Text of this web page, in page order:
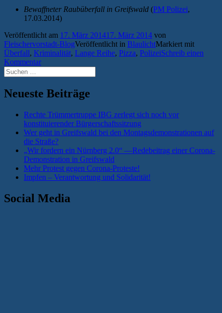
Bewaffneter Raubüberfall in Greifswald (PM Polizei,
17.03.2014)
Veröffentlicht am 17. März 201417. März 2014 von
Fleischervorstadt-BlogVeröffentlicht in BlaulichtMarkiert mit
Überfall, Kriminalität, Lange Reihe, Pizza, PolizeiSchreib einen
Kommentar
Suchen
nach:
Neueste Beiträge
Rechte Trümmertruppe IBG zerlegt sich noch vor
konstituierender Bürgerschaftssitzung
Wer geht in Greifswald bei den Montagsdemonstrationen auf
die Straße?
„Wir fordern ein Nürnberg 2.0“ —Redebeitrag einer Corona-
Demonstration in Greifswald
Mehr Protest gegen Corona-Proteste!
Impfen – Verantwortung und Solidarität!
Social Media